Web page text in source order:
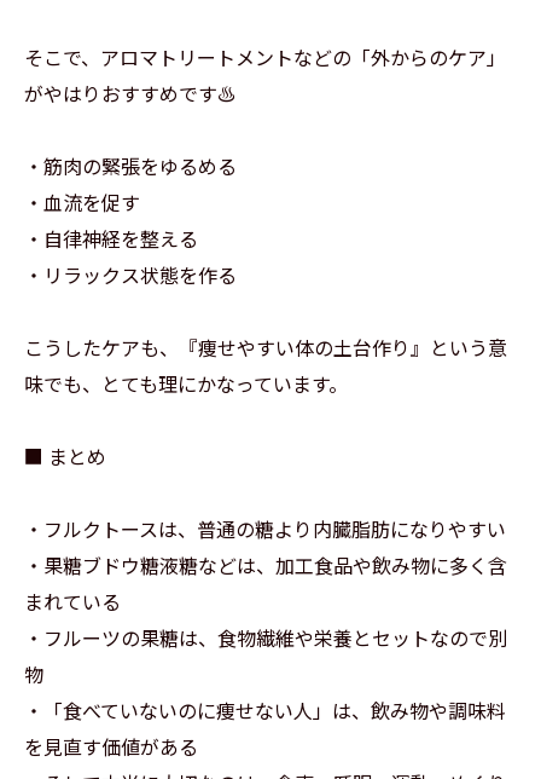
そこで、アロマトリートメントなどの「外からのケア」
がやはりおすすめです♨️
・筋肉の緊張をゆるめる
・血流を促す
・自律神経を整える
・リラックス状態を作る
こうしたケアも、『痩せやすい体の土台作り』という意
味でも、とても理にかなっています。
■ まとめ
・フルクトースは、普通の糖より内臓脂肪になりやすい
・果糖ブドウ糖液糖などは、加工食品や飲み物に多く含
まれている
・フルーツの果糖は、食物繊維や栄養とセットなので別
物
・「食べていないのに痩せない人」は、飲み物や調味料
を見直す価値がある